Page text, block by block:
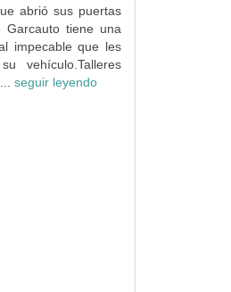
abrió sus puertas
tiene una
impecable que les
vehículo.Talleres
seguir leyendo